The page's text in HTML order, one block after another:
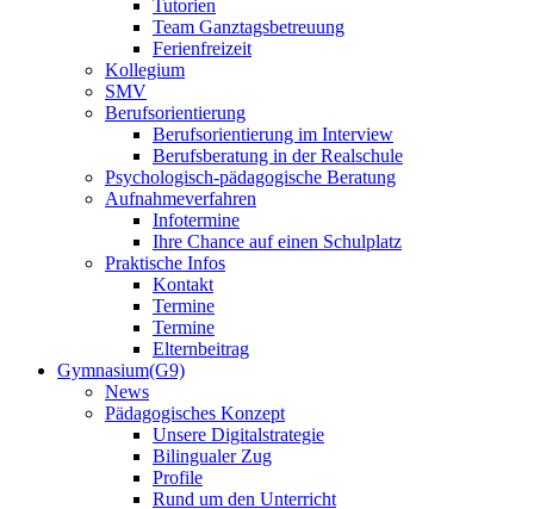
Tutorien
Team Ganztagsbetreuung
Ferienfreizeit
Kollegium
SMV
Berufsorientierung
Berufsorientierung im Interview
Berufsberatung in der Realschule
Psychologisch-pädagogische Beratung
Aufnahmeverfahren
Infotermine
Ihre Chance auf einen Schulplatz
Praktische Infos
Kontakt
Termine
Termine
Elternbeitrag
Gymnasium(G9)
News
Pädagogisches Konzept
Unsere Digitalstrategie
Bilingualer Zug
Profile
Rund um den Unterricht